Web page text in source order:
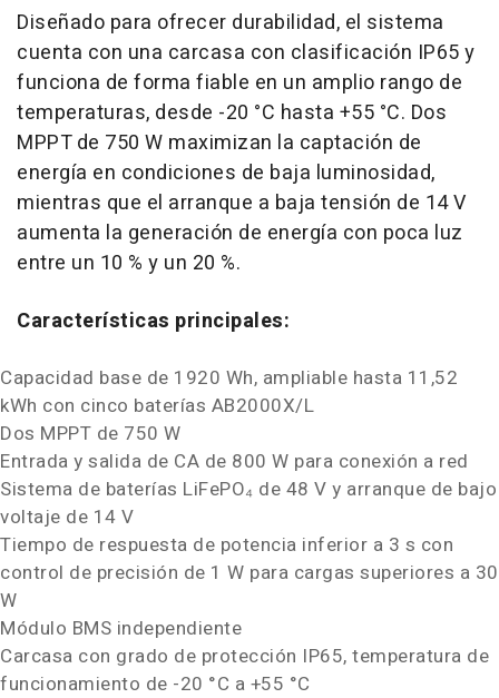
Diseñado para ofrecer durabilidad, el sistema
cuenta con una carcasa con clasificación IP65 y
funciona de forma fiable en un amplio rango de
temperaturas, desde -20 °C hasta +55 °C. Dos
MPPT de 750 W maximizan la captación de
energía en condiciones de baja luminosidad,
mientras que el arranque a baja tensión de 14 V
aumenta la generación de energía con poca luz
entre un 10 % y un 20 %.
Características principales:
Capacidad base de 1920 Wh, ampliable hasta 11,52
kWh con cinco baterías AB2000X/L
Dos MPPT de 750 W
Entrada y salida de CA de 800 W para conexión a red
Sistema de baterías LiFePO₄ de 48 V y arranque de bajo
voltaje de 14 V
Tiempo de respuesta de potencia inferior a 3 s con
control de precisión de 1 W para cargas superiores a 30
W
Módulo BMS independiente
Carcasa con grado de protección IP65, temperatura de
funcionamiento de -20 °C a +55 °C